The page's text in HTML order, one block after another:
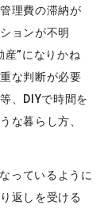
理費の滞納が
ョンが不明
産”になりかね
な判断が必要
、DIYで時間を
な暮らし方、
っているように
返しを受ける